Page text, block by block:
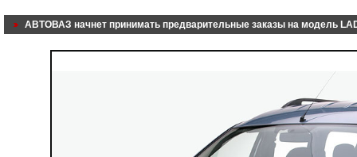
АВТОВАЗ начнет принимать предварительные заказы на модель